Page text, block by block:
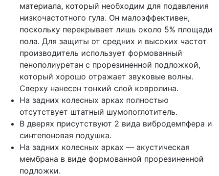
материала, который необходим для подавления
низкочастотного гула. Он малоэффективен,
поскольку перекрывает лишь около 5% площади
пола. Для защиты от средних и высоких частот
производитель использует формованный
пенополиуретан с прорезиненной подложкой,
который хорошо отражает звуковые волны.
Сверху нанесен тонкий слой ковролина.
На задних колесных арках полностью
отсутствует штатный шумопоглотитель.
В дверях присутствуют 2 вида вибродемпфера и
синтепоновая подушка.
На задних колесных арках — акустическая
мембрана в виде формованной прорезиненной
подложки.